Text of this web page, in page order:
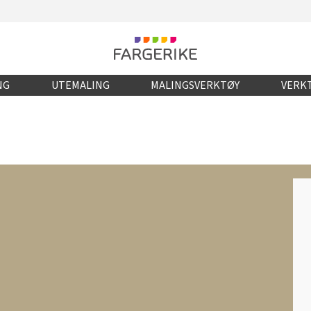
UTEMALING MALINGSVERKTØY